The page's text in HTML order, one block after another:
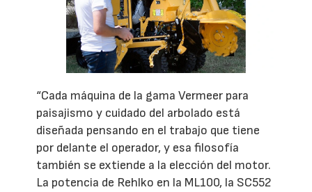
“Cada máquina de la gama Vermeer para
paisajismo y cuidado del arbolado está
diseñada pensando en el trabajo que tiene
por delante el operador, y esa filosofía
también se extiende a la elección del motor.
La potencia de Rehlko en la ML100, la SC552